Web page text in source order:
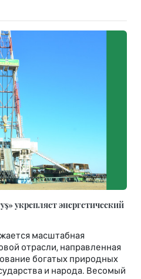
укрепляет энергетический
масштабная
отрасли, направленная
богатых природных
и народа. Весомый